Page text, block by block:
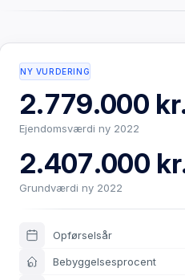
NY VURDERING
2.779.000
Ejendomsværdi ny 2022
2.407.000
Grundværdi ny 2022
Opførselsår
Bebyggelsesprocent